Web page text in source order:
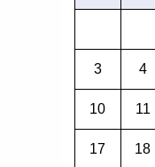
3 4
10 11
17 18